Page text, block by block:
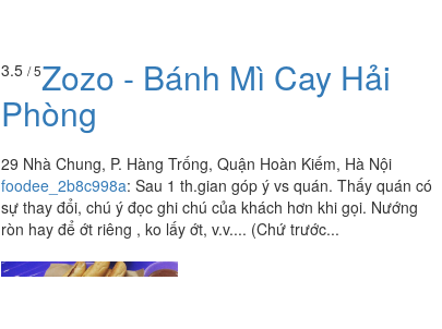
3.5 / 5Zozo - Bánh Mì Cay Hải
Phòng
29 Nhà Chung, P. Hàng Trống, Quận Hoàn Kiếm, Hà Nội
foodee_2b8c998a: Sau 1 th.gian góp ý vs quán. Thấy quán có
sự thay đổi, chú ý đọc ghi chú của khách hơn khi gọi. Nướng
ròn hay để ớt riêng , ko lấy ớt, v.v.... (Chứ trước...